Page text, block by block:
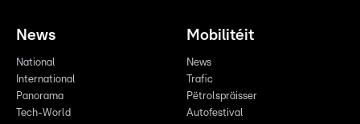
News
National
International
Panorama
Tech-World
Mobilitéit
News
Trafic
Pëtrolspräisser
Autofestival